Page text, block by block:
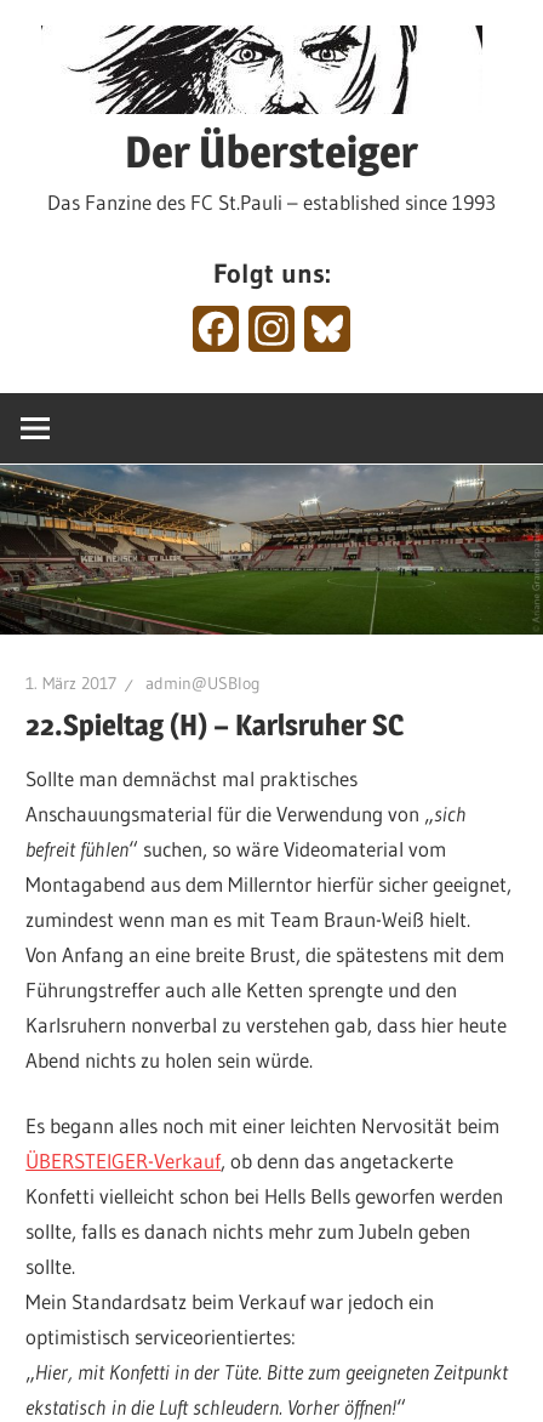
Der Übersteiger
Das Fanzine des FC St.Pauli – established since 1993
Folgt uns:
FacebookInstagram
1. März 2017 admin@USBlog
22.Spieltag (H) – Karlsruher SC
Sollte man demnächst mal praktisches
Anschauungsmaterial für die Verwendung von „sich
befreit fühlen“ suchen, so wäre Videomaterial vom
Montagabend aus dem Millerntor hierfür sicher geeignet,
zumindest wenn man es mit Team Braun-Weiß hielt.
Von Anfang an eine breite Brust, die spätestens mit dem
Führungstreffer auch alle Ketten sprengte und den
Karlsruhern nonverbal zu verstehen gab, dass hier heute
Abend nichts zu holen sein würde.
Es begann alles noch mit einer leichten Nervosität beim
ÜBERSTEIGER-Verkauf, ob denn das angetackerte
Konfetti vielleicht schon bei Hells Bells geworfen werden
sollte, falls es danach nichts mehr zum Jubeln geben
sollte.
Mein Standardsatz beim Verkauf war jedoch ein
optimistisch serviceorientiertes:
„Hier, mit Konfetti in der Tüte. Bitte zum geeigneten Zeitpunkt
ekstatisch in die Luft schleudern. Vorher öffnen!“